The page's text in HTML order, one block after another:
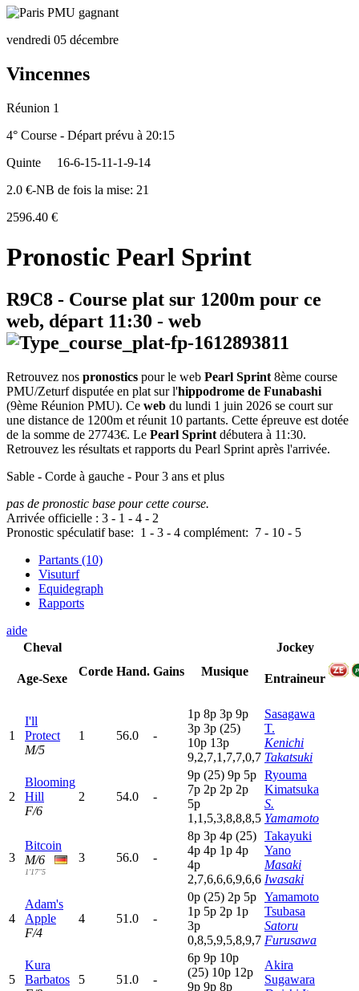
vendredi 05 décembre
Vincennes
Réunion 1
4° Course - Départ prévu à 20:15
Quinte
16-6-15-11-1-9-14
2.0 €-NB de fois la mise: 21
2596.40 €
Pronostic Pearl Sprint
R9C8 - Course plat sur 1200m pour ce
web, départ 11:30 - web
Retrouvez nos pronostics pour le web Pearl Sprint 8ème course
PMU/Zeturf disputée en plat sur l'hippodrome de Funabashi
(9ème Réunion PMU). Ce web du lundi 1 juin 2026 se court sur
une distance de 1200m et réunit 10 partants. Cette épreuve est dotée
de la somme de 27743€. Le Pearl Sprint débutera à 11:30.
Retrouvez les résultats et rapports du Pearl Sprint après l'arrivée.
Sable - Corde à gauche - Pour 3 ans et plus
pas de pronostic base pour cette course.
Arrivée officielle : 3 - 1 - 4 - 2
Pronostic spéculatif base: 1 - 3 - 4 complément: 7 - 10 - 5
Partants (10)
Visuturf
Equidegraph
Rapports
aide
Cheval
Age-Sexe
Corde Hand. Gains Musique
Jockey
Entraineur
1
I'll
Protect
M/5
1 56.0 -
1p 8p 3p 9p
3p 3p (25)
10p 13p
9,2,7,1,7,7,0,7
Sasagawa
T.
Kenichi
Takatsuki
2
Blooming
Hill
F/6
2 54.0 -
9p (25) 9p 5p
7p 2p 2p 2p
5p
1,1,5,3,8,8,8,5
Ryouma
Kimatsuka
S.
Yamamoto
3
Bitcoin
M/6
1'17"5
3 56.0 -
8p 3p 4p (25)
4p 4p 1p 4p
4p
2,7,6,6,6,9,6,6
Takayuki
Yano
Masaki
Iwasaki
4
Adam's
Apple
F/4
4 51.0 -
0p (25) 2p 5p
1p 5p 2p 1p
3p
0,8,5,9,5,8,9,7
Yamamoto
Tsubasa
Satoru
Furusawa
5
Kura
Barbatos
5 51.0 -
6p 9p 10p
(25) 10p 12p
9p 9p 8p
Akira
Sugawara